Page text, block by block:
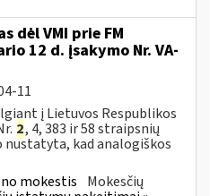
dėl VMI prie FM
12 d. įsakymo Nr. VA-
11
į Lietuvos Respublikos
2, 4, 383 ir 58 straipsnių
kad analogiškos
mokestis Mokesčių